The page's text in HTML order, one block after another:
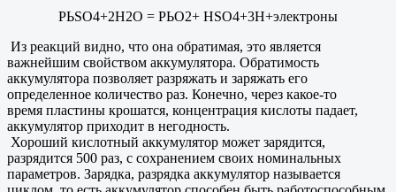
РЬSO4+2Н2О = РЬО2+ HSO4+3Н+электроны
Из реакций видно, что она обратимая, это является
важнейшим свойством аккумулятора. Обратимость
аккумулятора позволяет разряжать и заряжать его
определенное количество раз. Конечно, через какое-то
время пластины крошатся, концентрация кислоты падает,
аккумулятор приходит в негодность.
Хороший кислотный аккумулятор может зарядится,
разрядится 500 раз, с сохранением своих номинальных
параметров. Зарядка, разрядка аккумулятор называется